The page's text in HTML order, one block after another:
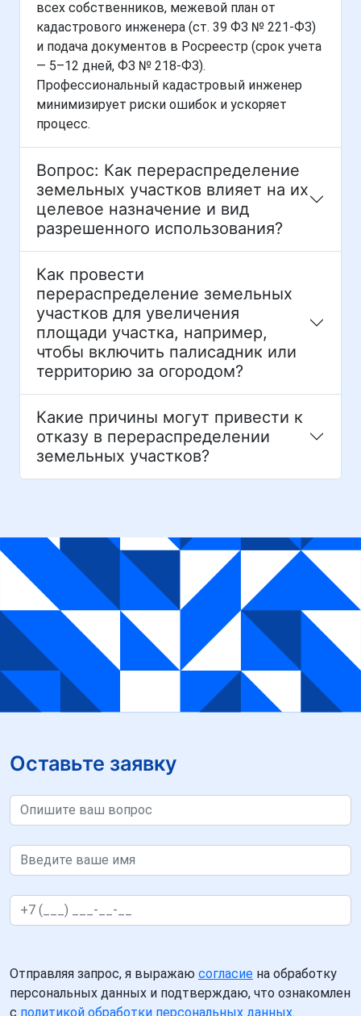
всех собственников, межевой план от
кадастрового инженера (ст. 39 ФЗ № 221-ФЗ)
и подача документов в Росреестр (срок учета
— 5–12 дней, ФЗ № 218-ФЗ).
Профессиональный кадастровый инженер
минимизирует риски ошибок и ускоряет
процесс.
Вопрос: Как перераспределение
земельных участков влияет на их
целевое назначение и вид
разрешенного использования?
Как провести
перераспределение земельных
участков для увеличения
площади участка, например,
чтобы включить палисадник или
территорию за огородом?
Какие причины могут привести к
отказу в перераспределении
земельных участков?
Оставьте заявку
Отправляя запрос, я выражаю согласие на обработку
персональных данных и подтверждаю, что ознакомлен
с политикой обработки персональных данных.